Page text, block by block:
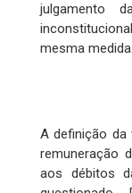
julgamento
mesma medida.
A definição da
remuneração
aos débitos